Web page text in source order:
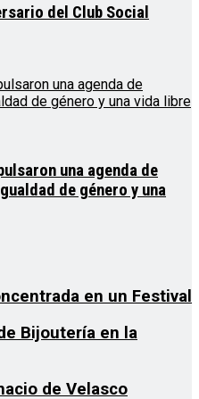
del Club Social
una agenda de
de género y una
en un Festival
Bijoutería en la
de Velasco